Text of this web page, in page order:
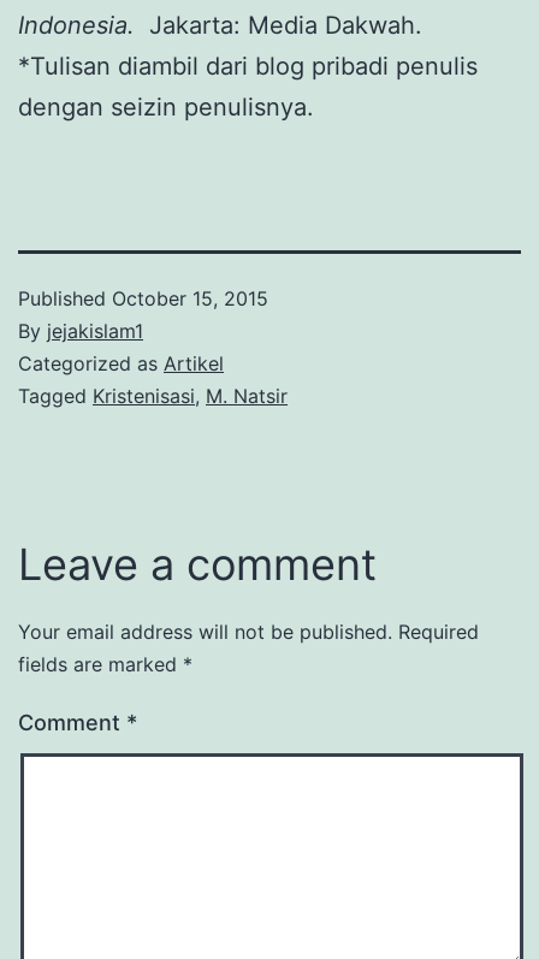
Indonesia.
Jakarta: Media Dakwah.
*Tulisan diambil dari blog pribadi penulis
dengan seizin penulisnya.
Published October 15, 2015
By jejakislam1
Categorized as Artikel
Tagged Kristenisasi, M. Natsir
Leave a comment
Your email address will not be published. Required
fields are marked *
Comment *